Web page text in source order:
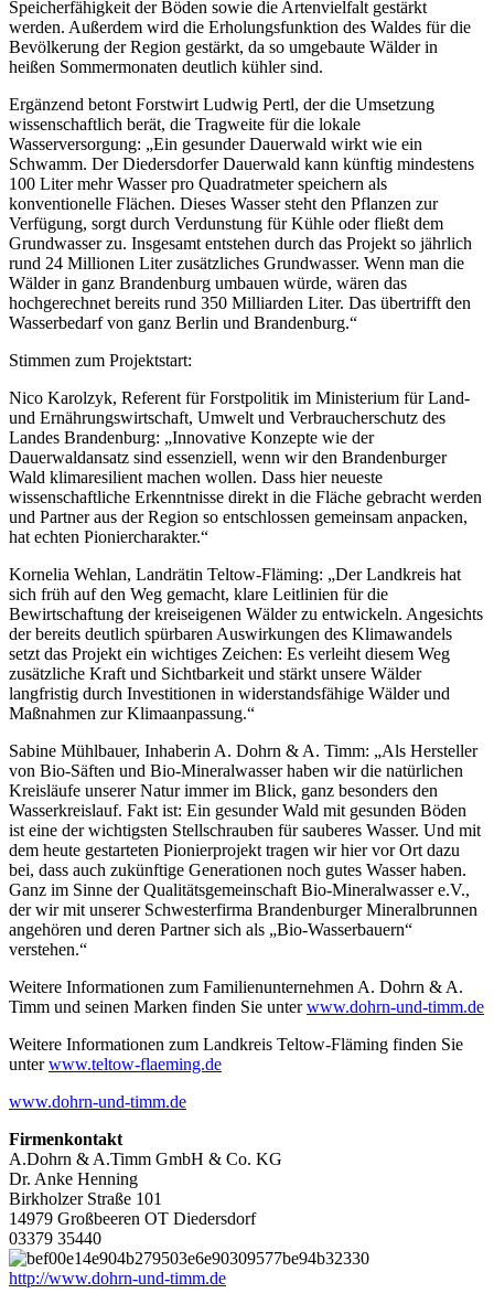
Speicherfähigkeit der Böden sowie die Artenvielfalt gestärkt
werden. Außerdem wird die Erholungsfunktion des Waldes für die
Bevölkerung der Region gestärkt, da so umgebaute Wälder in
heißen Sommermonaten deutlich kühler sind.
Ergänzend betont Forstwirt Ludwig Pertl, der die Umsetzung
wissenschaftlich berät, die Tragweite für die lokale
Wasserversorgung: „Ein gesunder Dauerwald wirkt wie ein
Schwamm. Der Diedersdorfer Dauerwald kann künftig mindestens
100 Liter mehr Wasser pro Quadratmeter speichern als
konventionelle Flächen. Dieses Wasser steht den Pflanzen zur
Verfügung, sorgt durch Verdunstung für Kühle oder fließt dem
Grundwasser zu. Insgesamt entstehen durch das Projekt so jährlich
rund 24 Millionen Liter zusätzliches Grundwasser. Wenn man die
Wälder in ganz Brandenburg umbauen würde, wären das
hochgerechnet bereits rund 350 Milliarden Liter. Das übertrifft den
Wasserbedarf von ganz Berlin und Brandenburg.“
Stimmen zum Projektstart:
Nico Karolzyk, Referent für Forstpolitik im Ministerium für Land-
und Ernährungswirtschaft, Umwelt und Verbraucherschutz des
Landes Brandenburg: „Innovative Konzepte wie der
Dauerwaldansatz sind essenziell, wenn wir den Brandenburger
Wald klimaresilient machen wollen. Dass hier neueste
wissenschaftliche Erkenntnisse direkt in die Fläche gebracht werden
und Partner aus der Region so entschlossen gemeinsam anpacken,
hat echten Pioniercharakter.“
Kornelia Wehlan, Landrätin Teltow-Fläming: „Der Landkreis hat
sich früh auf den Weg gemacht, klare Leitlinien für die
Bewirtschaftung der kreiseigenen Wälder zu entwickeln. Angesichts
der bereits deutlich spürbaren Auswirkungen des Klimawandels
setzt das Projekt ein wichtiges Zeichen: Es verleiht diesem Weg
zusätzliche Kraft und Sichtbarkeit und stärkt unsere Wälder
langfristig durch Investitionen in widerstandsfähige Wälder und
Maßnahmen zur Klimaanpassung.“
Sabine Mühlbauer, Inhaberin A. Dohrn & A. Timm: „Als Hersteller
von Bio-Säften und Bio-Mineralwasser haben wir die natürlichen
Kreisläufe unserer Natur immer im Blick, ganz besonders den
Wasserkreislauf. Fakt ist: Ein gesunder Wald mit gesunden Böden
ist eine der wichtigsten Stellschrauben für sauberes Wasser. Und mit
dem heute gestarteten Pionierprojekt tragen wir hier vor Ort dazu
bei, dass auch zukünftige Generationen noch gutes Wasser haben.
Ganz im Sinne der Qualitätsgemeinschaft Bio-Mineralwasser e.V.,
der wir mit unserer Schwesterfirma Brandenburger Mineralbrunnen
angehören und deren Partner sich als „Bio-Wasserbauern“
verstehen.“
Weitere Informationen zum Familienunternehmen A. Dohrn & A.
Timm und seinen Marken finden Sie unterwww.dohrn-und-timm.de
Weitere Informationen zum Landkreis Teltow-Fläming finden Sie
unterwww.teltow-flaeming.de
www.dohrn-und-timm.de
Firmenkontakt
A.Dohrn & A.Timm GmbH & Co. KG
Dr. Anke Henning
Birkholzer Straße 101
14979 Großbeeren OT Diedersdorf
03379 35440
http://www.dohrn-und-timm.de